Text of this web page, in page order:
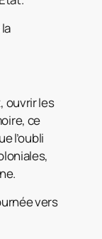
ouvrir les
ce
l’oubli
vers